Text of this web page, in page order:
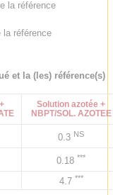
la référence
la référence
et la (les) référence(s)
Solution azotée +
NBPT/SOL. AZOTEE
0.3 NS
0.18 ***
4.7 ***